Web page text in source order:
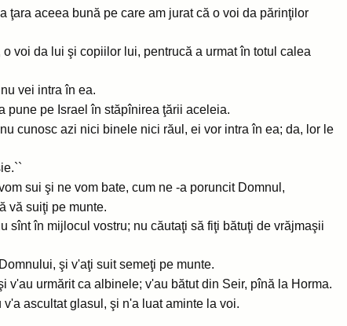
ţara aceea bună pe care am jurat că o voi da părinţilor
voi da lui şi copiilor lui, pentrucă a urmat în totul calea
vei intra în ea.
pune pe Israel în stăpînirea ţării aceleia.
cunosc azi nici binele nici răul, ei vor intra în ea; da, lor le
sui şi ne vom bate, cum ne -a poruncit Domnul,
vă suiţi pe munte.
sînt în mijlocul vostru; nu căutaţi să fiţi bătuţi de vrăjmaşii
şi v'aţi suit semeţi pe munte.
urmărit ca albinele; v'au bătut din Seir, pînă la Horma.
ascultat glasul, şi n'a luat aminte la voi.